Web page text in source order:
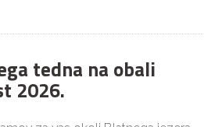
tedna na obali
2026.